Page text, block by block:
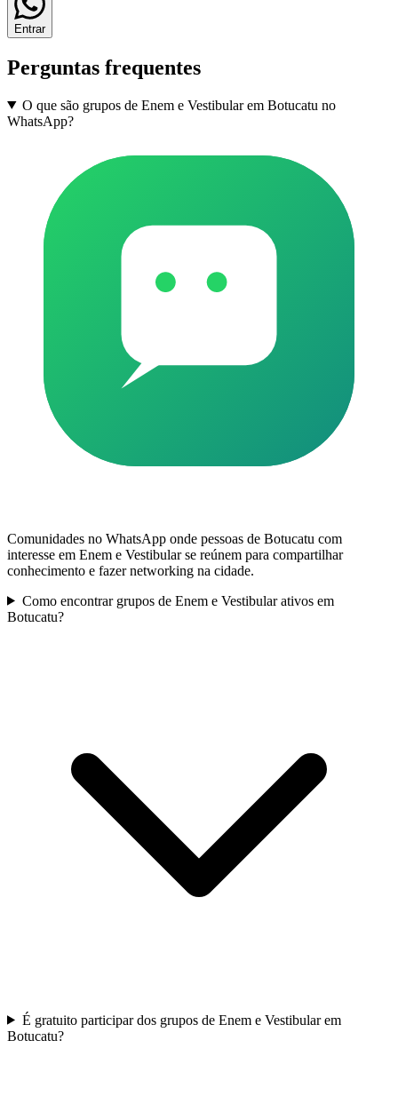
Entrar
Perguntas frequentes
O que são grupos de Enem e Vestibular em Botucatu no
WhatsApp?
Comunidades no WhatsApp onde pessoas de Botucatu com
interesse em Enem e Vestibular se reúnem para compartilhar
conhecimento e fazer networking na cidade.
Como encontrar grupos de Enem e Vestibular ativos em
Botucatu?
É gratuito participar dos grupos de Enem e Vestibular em
Botucatu?